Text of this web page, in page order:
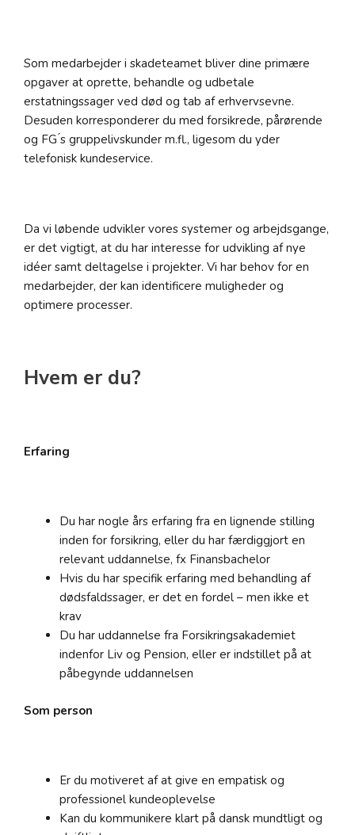
Som medarbejder i skadeteamet bliver dine primære
opgaver at oprette, behandle og udbetale
erstatningssager ved død og tab af erhvervsevne.
Desuden korresponderer du med forsikrede, pårørende
og FG ́s gruppelivskunder m.fl., ligesom du yder
telefonisk kundeservice.
Da vi løbende udvikler vores systemer og arbejdsgange,
er det vigtigt, at du har interesse for udvikling af nye
idéer samt deltagelse i projekter. Vi har behov for en
medarbejder, der kan identificere muligheder og
optimere processer.
Hvem er du?
Erfaring
Du har nogle års erfaring fra en lignende stilling
inden for forsikring, eller du har færdiggjort en
relevant uddannelse, fx Finansbachelor
Hvis du har specifik erfaring med behandling af
dødsfaldssager, er det en fordel – men ikke et
krav
Du har uddannelse fra Forsikringsakademiet
indenfor Liv og Pension, eller er indstillet på at
påbegynde uddannelsen
Som person
Er du motiveret af at give en empatisk og
professionel kundeoplevelse
Kan du kommunikere klart på dansk mundtligt og